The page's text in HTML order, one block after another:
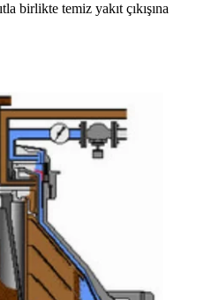
birlikte temiz yakıt çıkışına